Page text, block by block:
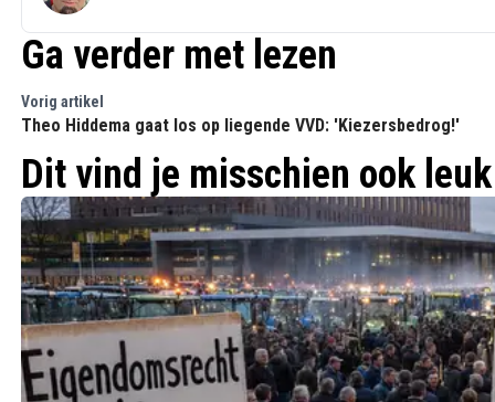
Ga verder met lezen
Vorig artikel
Theo Hiddema gaat los op liegende VVD: 'Kiezersbedrog!'
Dit vind je misschien ook leuk